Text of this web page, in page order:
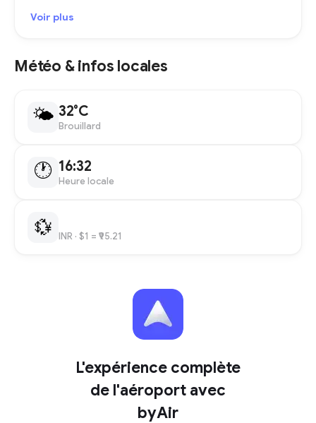
Voir plus
Météo & infos locales
🌤 32°C
Brouillard
🕐 16:32
Heure locale
💱 INR · $1 = ₹95.21
L'expérience complète
de l'aéroport avec
byAir